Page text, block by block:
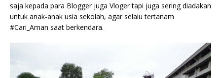
saja kepada para Blogger juga Vloger tapi juga sering diadakan
untuk anak-anak usia sekolah, agar selalu tertanam
#Cari_Aman saat berkendara.